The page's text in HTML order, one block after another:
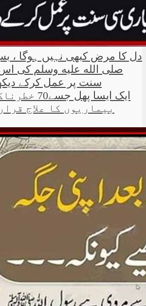
دل کا مرض کبھی نہیں ہوگا ،
صلی الله علیه وسلم کی
سنت پر عمل کرکے
ایک ایسا پھل جسے70
بیماریوں کا علاج